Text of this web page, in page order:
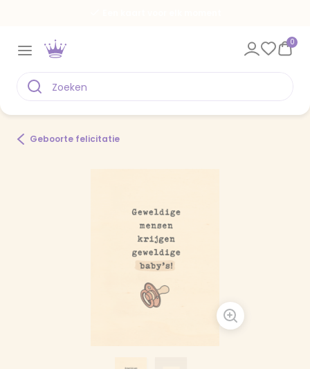
0
Geboorte felicitatie